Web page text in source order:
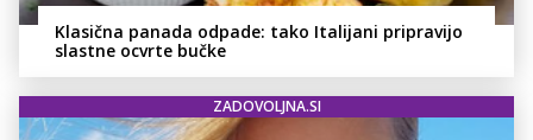
Klasična panada odpade: tako Italijani pripravijo
slastne ocvrte bučke
ZADOVOLJNA.SI